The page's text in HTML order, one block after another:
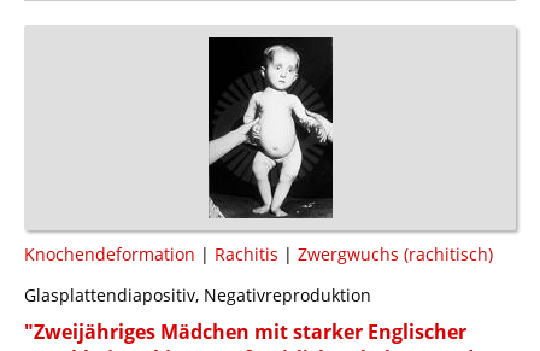
Knochendeformation | Rachitis | Zwergwuchs (rachitisch)
Glasplattendiapositiv, Negativreproduktion
"Zweijähriges Mädchen mit starker Englischer